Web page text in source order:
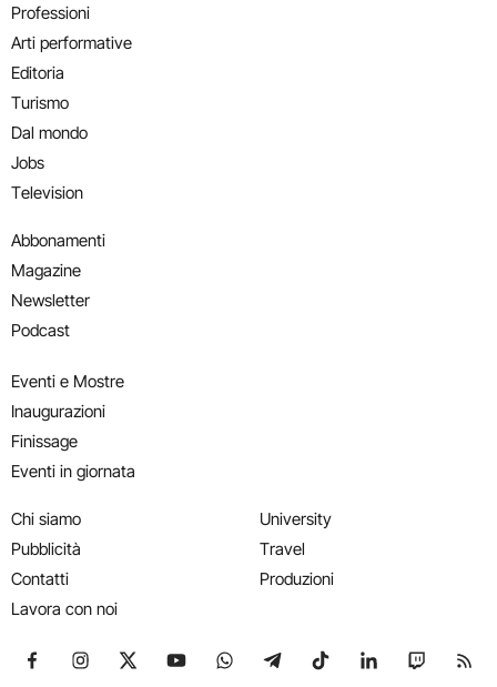
Professioni
Arti performative
Editoria
Turismo
Dal mondo
Jobs
Television
Abbonamenti
Magazine
Newsletter
Podcast
Eventi e Mostre
Inaugurazioni
Finissage
Eventi in giornata
Chi siamo
Pubblicità
Contatti
Lavora con noi
University
Travel
Produzioni
Seguici su Facebook
Seguici su Instagram
Seguici su X
Seguici su YouTube
Seguici su WhatsApp
Seguici su Telegram
Seguici su TikTok
Seguici su
Seguici